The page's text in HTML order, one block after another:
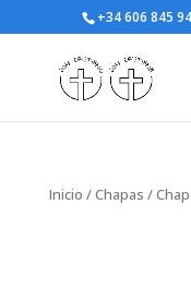
+34 606 845
Inicio /Chapas /